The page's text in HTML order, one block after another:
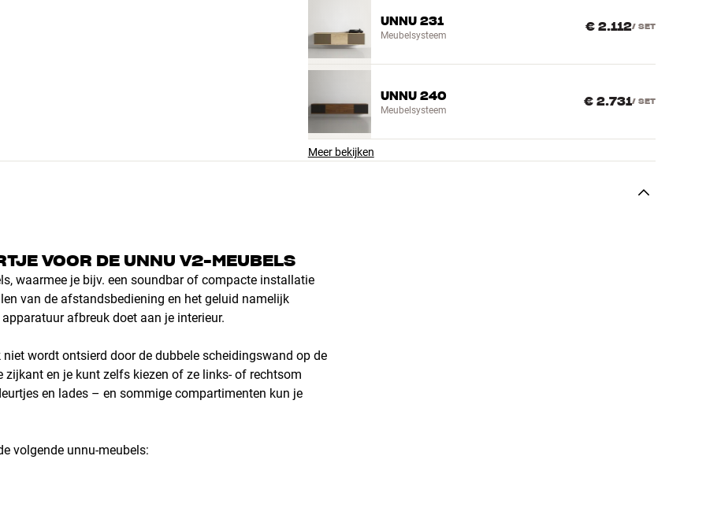
UNNU 231
Meubelsysteem
€ 2.112/ SET
UNNU 240
Meubelsysteem
€ 2.731/ SET
Meer bekijken
VOOR DE UNNU V2-MEUBELS
waarmee je bijv. een soundbar of compacte installatie
van de afstandsbediening en het geluid namelijk
afbreuk doet aan je interieur.
wordt ontsierd door de dubbele scheidingswand op de
en je kunt zelfs kiezen of ze links- of rechtsom
en lades – en sommige compartimenten kun je
volgende unnu-meubels: